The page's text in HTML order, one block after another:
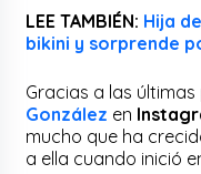
LEE TAMBIÉN: Hija
bikini y sorprende
Gracias a las
González en
mucho que ha
a ella cuando inició